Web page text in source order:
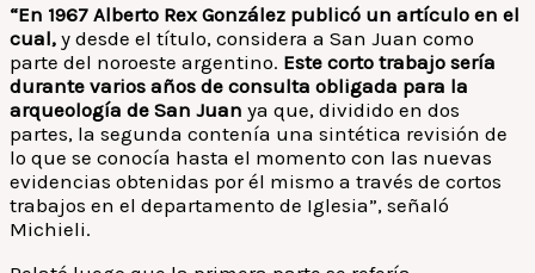
“En 1967 Alberto Rex González publicó un artículo en el
cual, y desde el título, considera a San Juan como
parte del noroeste argentino. Este corto trabajo sería
durante varios años de consulta obligada para la
arqueología de San Juan ya que, dividido en dos
partes, la segunda contenía una sintética revisión de
lo que se conocía hasta el momento con las nuevas
evidencias obtenidas por él mismo a través de cortos
trabajos en el departamento de Iglesia”, señaló
Michieli.